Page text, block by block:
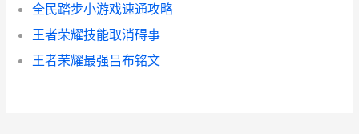
全民踏步小游戏速通攻略
王者荣耀技能取消碍事
王者荣耀最强吕布铭文